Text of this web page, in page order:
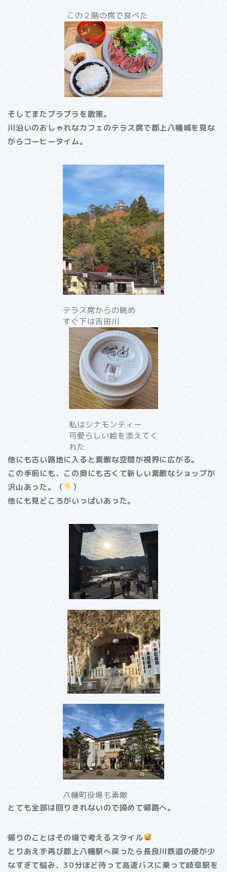
この２階の席で食べた
そしてまたブラブラを散策。
川沿いのおしゃれなカフェのテラス席で郡上八幡城を見な
がらコーヒータイム。
テラス席からの眺め
すぐ下は吉田川
私はシナモンティー
可愛らしい絵を添えてく
れた
他にも古い路地に入ると素敵な空間が視界に広がる。
この手前にも、この奥にも古くて新しい素敵なショップが
沢山あった。（
）
他にも見どころがいっぱいあった。
八幡町役場も素敵
とても全部は回りきれないので諦めて帰路へ。
帰りのことはその場で考えるスタイル
とりあえず再び郡上八幡駅へ戻ったら長良川鉄道の便が少
なすぎて悩み、30分ほど待って高速バスに乗って岐阜駅を